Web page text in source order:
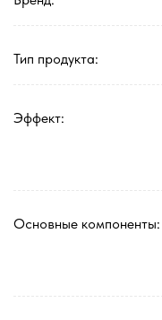
Тип продукта:
Эффект:
Основные компоненты: